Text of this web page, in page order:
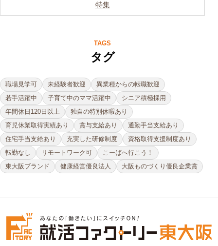
特集
TAGS
タグ
職場見学可 未経験者歓迎
異業種からの転職歓迎
若手活躍中
子育て中のママ活躍中
シニア積極採用
年間休日120日以上
独自の特別休暇あり
育児休業取得実績あり
賞与支給あり
通勤手当支給あり
住宅手当支給あり
充実した研修制度
資格取得支援制度あり
転勤なし
リモートワーク可
こーばへ行こう！
東大阪ブランド
健康経営優良法人 大阪ものづくり優良企業賞